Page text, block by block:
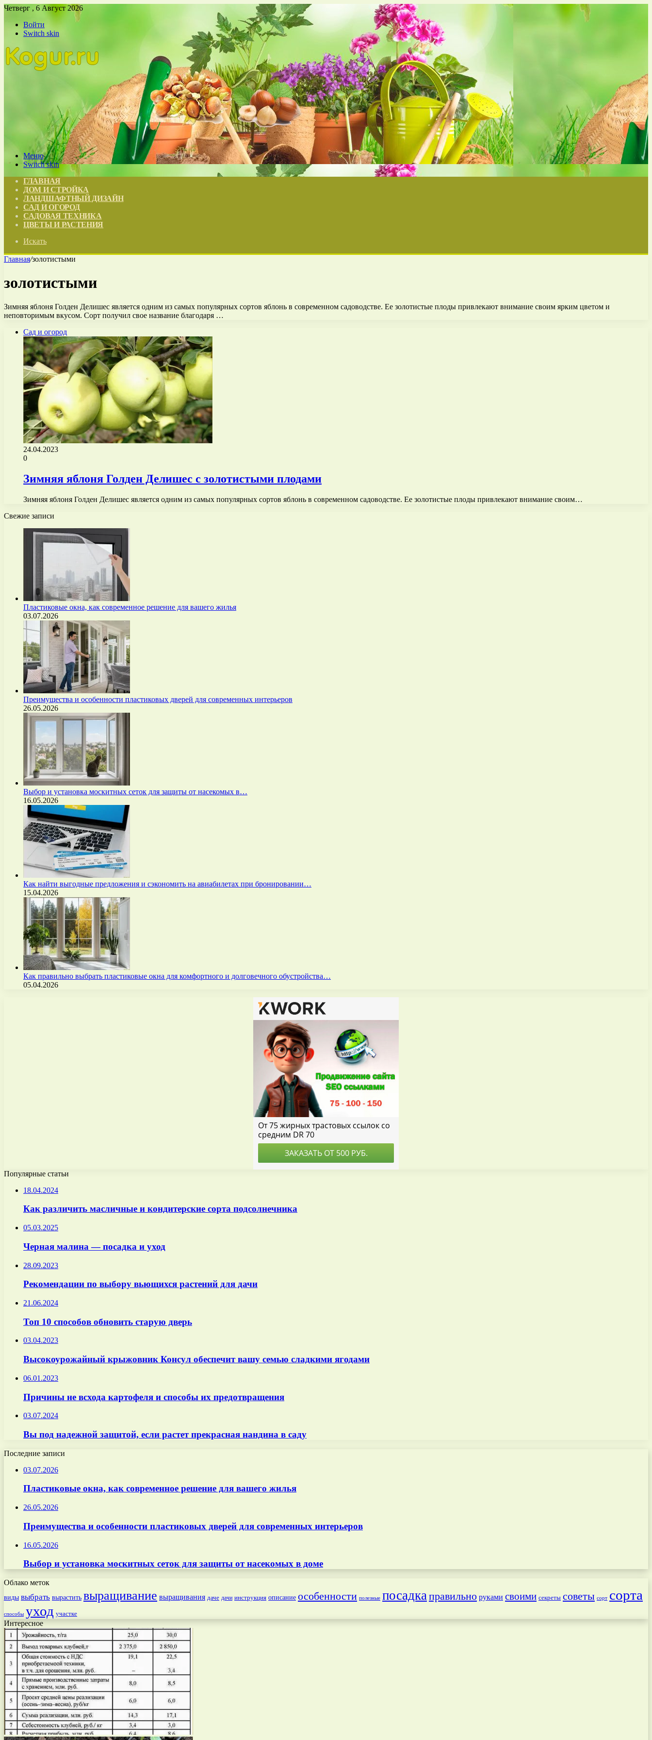
Четверг , 6 Август 2026
Войти
Switch skin
Меню
Switch skin
ГЛАВНАЯ
ДОМ И СТРОЙКА
ЛАНДШАФТНЫЙ ДИЗАЙН
САД И ОГОРОД
САДОВАЯ ТЕХНИКА
ЦВЕТЫ И РАСТЕНИЯ
Искать
Главная/золотистыми
золотистыми
Зимняя яблоня Голден Делишес является одним из самых популярных сортов яблонь в современном садоводстве. Ее золотистые плоды привлекают внимание своим ярким цветом и
неповторимым вкусом. Сорт получил свое название благодаря …
Сад и огород
24.04.2023
0
Зимняя яблоня Голден Делишес с золотистыми плодами
Зимняя яблоня Голден Делишес является одним из самых популярных сортов яблонь в современном садоводстве. Ее золотистые плоды привлекают внимание своим…
Свежие записи
Пластиковые окна, как современное решение для вашего жилья
03.07.2026
Преимущества и особенности пластиковых дверей для современных интерьеров
26.05.2026
Выбор и установка москитных сеток для защиты от насекомых в…
16.05.2026
Как найти выгодные предложения и сэкономить на авиабилетах при бронировании…
15.04.2026
Как правильно выбрать пластиковые окна для комфортного и долговечного обустройства…
05.04.2026
Популярные статьи
18.04.2024
Как различить масличные и кондитерские сорта подсолнечника
05.03.2025
Черная малина — посадка и уход
28.09.2023
Рекомендации по выбору вьющихся растений для дачи
21.06.2024
Топ 10 способов обновить старую дверь
03.04.2023
Высокоурожайный крыжовник Консул обеспечит вашу семью сладкими ягодами
06.01.2023
Причины не всхода картофеля и способы их предотвращения
03.07.2024
Вы под надежной защитой, если растет прекрасная нандина в саду
Последние записи
03.07.2026
Пластиковые окна, как современное решение для вашего жилья
26.05.2026
Преимущества и особенности пластиковых дверей для современных интерьеров
16.05.2026
Выбор и установка москитных сеток для защиты от насекомых в доме
Облако меток
виды выбрать вырастить выращивание выращивания даче дачи инструкция описание особенности полезные посадкаправильно руками своими секреты советы сорт сорта
способы уход участке
Интересное